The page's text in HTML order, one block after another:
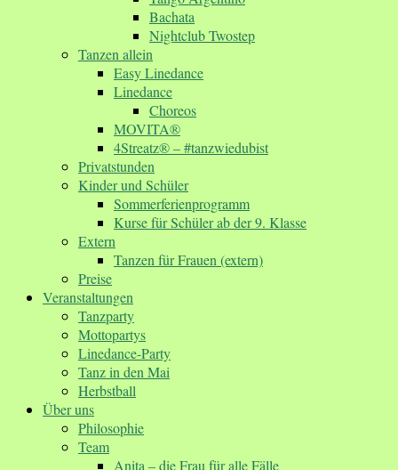
Bachata
Nightclub Twostep
Tanzen allein
Easy Linedance
Linedance
Choreos
MOVITA®
4Streatz® – #tanzwiedubist
Privatstunden
Kinder und Schüler
Sommerferienprogramm
Kurse für Schüler ab der 9. Klasse
Extern
Tanzen für Frauen (extern)
Preise
Veranstaltungen
Tanzparty
Mottopartys
Linedance-Party
Tanz in den Mai
Herbstball
Über uns
Philosophie
Team
Anita – die Frau für alle Fälle